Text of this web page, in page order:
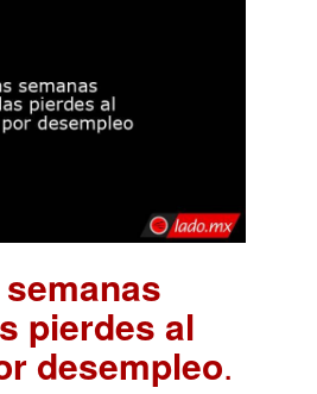
pierdes al
desempleo.